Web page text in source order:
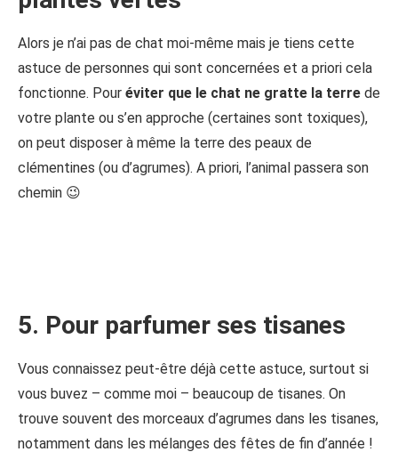
Alors je n’ai pas de chat moi-même mais je tiens cette
astuce de personnes qui sont concernées et a priori cela
fonctionne. Pour éviter que le chat ne gratte la terre de
votre plante ou s’en approche (certaines sont toxiques),
on peut disposer à même la terre des peaux de
clémentines (ou d’agrumes). A priori, l’animal passera son
chemin 😉
5. Pour parfumer ses tisanes
Vous connaissez peut-être déjà cette astuce, surtout si
vous buvez – comme moi – beaucoup de tisanes. On
trouve souvent des morceaux d’agrumes dans les tisanes,
notamment dans les mélanges des fêtes de fin d’année !